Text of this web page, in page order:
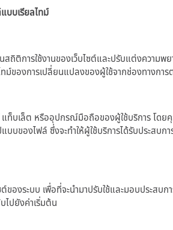
บบเรียลไทม์
การใช้งานของเว็บไซต์และปรับแต่งความพ
องการเปลี่ยนแปลงของผู้ใช้จากช่องทางการ
บเล็ต หรืออุปกรณ์มือถือของผู้ใช้บริการ โดย
แบบของไฟล์ ซึ่งจะทำให้ผู้ใช้บริการได้รับประ
องระบบ เพื่อที่จะนำมาปรับใช้และมอบประส
ไปยังค่าเริ่มต้น